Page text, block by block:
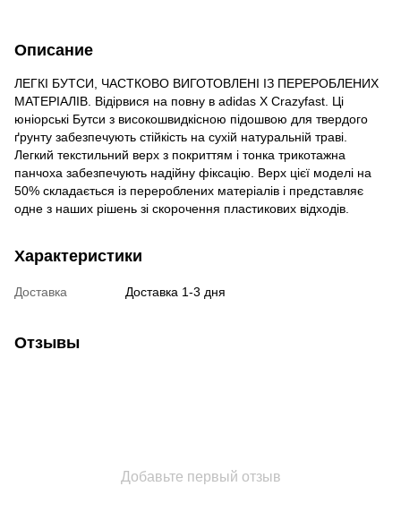
Описание
ЛЕГКІ БУТСИ, ЧАСТКОВО ВИГОТОВЛЕНІ ІЗ ПЕРЕРОБЛЕНИХ
МАТЕРІАЛІВ. Відірвися на повну в adidas X Crazyfast. Ці
юніорські Бутси з високошвидкісною підошвою для твердого
ґрунту забезпечують стійкість на сухій натуральній траві.
Легкий текстильний верх з покриттям і тонка трикотажна
панчоха забезпечують надійну фіксацію. Верх цієї моделі на
50% складається із перероблених матеріалів і представляє
одне з наших рішень зі скорочення пластикових відходів.
Характеристики
Доставка Доставка 1-3 дня
Отзывы
Добавьте первый отзыв